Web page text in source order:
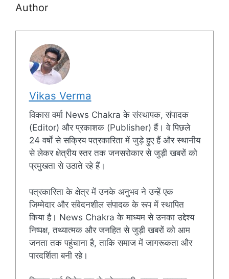
Author
Vikas Verma
विकास वर्मा News Chakra के संस्थापक, संपादक
(Editor) और प्रकाशक (Publisher) हैं। वे पिछले
24 वर्षों से सक्रिय पत्रकारिता में जुड़े हुए हैं और स्थानीय
से लेकर क्षेत्रीय स्तर तक जनसरोकार से जुड़ी खबरों को
प्रमुखता से उठाते रहे हैं।
पत्रकारिता के क्षेत्र में उनके अनुभव ने उन्हें एक
जिम्मेदार और संवेदनशील संपादक के रूप में स्थापित
किया है। News Chakra के माध्यम से उनका उद्देश्य
निष्पक्ष, तथ्यात्मक और जनहित से जुड़ी खबरों को आम
जनता तक पहुंचाना है, ताकि समाज में जागरूकता और
पारदर्शिता बनी रहे।